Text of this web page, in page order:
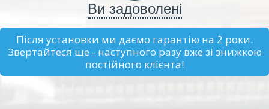
Ви задоволені
Після установки ми даємо гарантію на 2 роки.
Звертайтеся ще - наступного разу вже зі знижкою
постійного клієнта!